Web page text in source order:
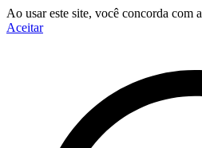
Ao usar este site, você concorda com a
Aceitar